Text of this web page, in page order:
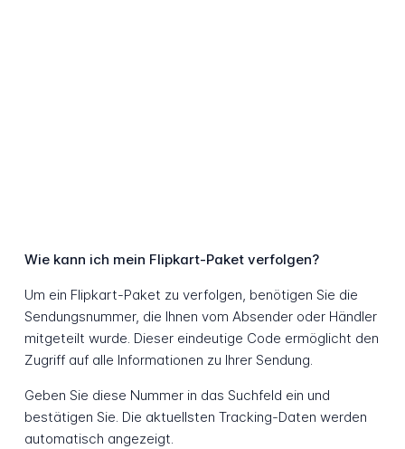
Wie kann ich mein Flipkart-Paket verfolgen?
Um ein Flipkart-Paket zu verfolgen, benötigen Sie die
Sendungsnummer, die Ihnen vom Absender oder Händler
mitgeteilt wurde. Dieser eindeutige Code ermöglicht den
Zugriff auf alle Informationen zu Ihrer Sendung.
Geben Sie diese Nummer in das Suchfeld ein und
bestätigen Sie. Die aktuellsten Tracking-Daten werden
automatisch angezeigt.